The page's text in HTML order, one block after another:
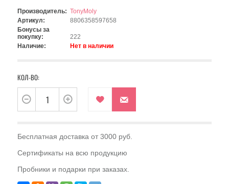
Производитель: TonyMoly
Артикул:
8806358597658
Бонусы за
покупку:
222
Наличие:
Нет в наличии
КОЛ-ВО:
Бесплатная доставка от 3000 руб.
Сертификаты на всю продукцию
Пробники и подарки при заказах.